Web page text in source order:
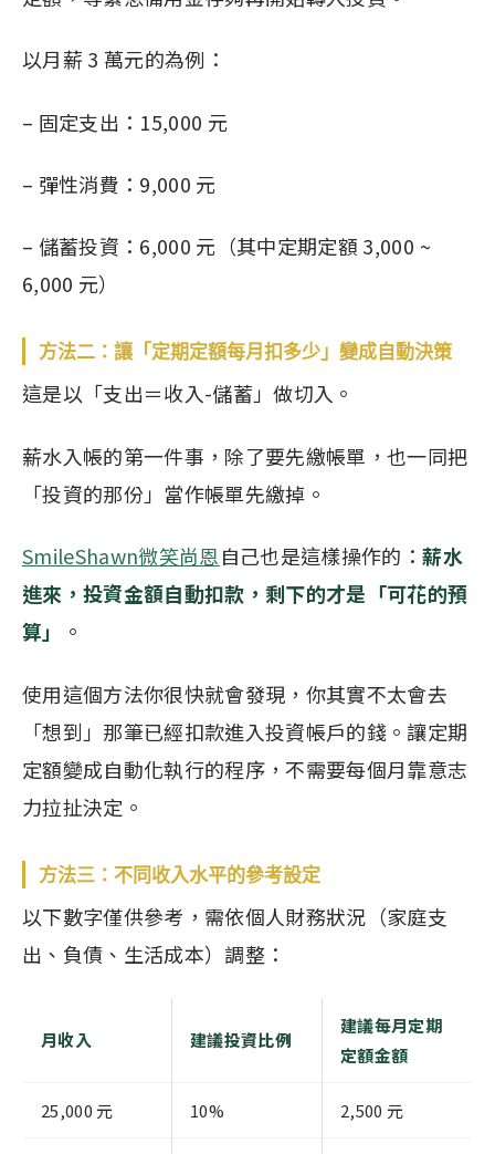
以月薪 3 萬元的為例：
– 固定支出：15,000 元
– 彈性消費：9,000 元
– 儲蓄投資：6,000 元（其中定期定額 3,000 ~
6,000 元）
方法二：讓「定期定額每月扣多少」變成自動決策
這是以「支出＝收入-儲蓄」做切入。
薪水入帳的第一件事，除了要先繳帳單，也一同把
「投資的那份」當作帳單先繳掉。
SmileShawn微笑尚恩自己也是這樣操作的：薪水
進來，投資金額自動扣款，剩下的才是 「可花的預
算」
。
使用這個方法你很快就會發現，你其實不太會去
「想到」那筆已經扣款進入投資帳戶的錢。讓定期
定額變成自動化執行的程序，不需要每個月靠意志
力拉扯決定。
方法三：不同收入水平的參考設定
以下數字僅供參考，需依個人財務狀況（家庭支
出、負債、生活成本）調整：
月收入 建議投資比例
建議每月定期
定額金額
25,000 元 10% 2,500 元